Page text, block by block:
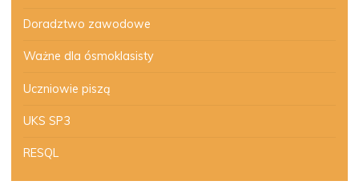
Doradztwo zawodowe
Ważne dla ósmoklasisty
Uczniowie piszą
UKS SP3
RESQL